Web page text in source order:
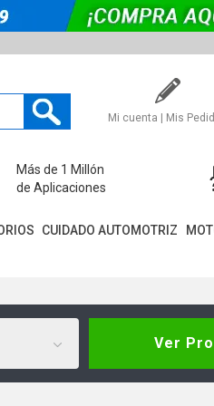
Mi cuenta | Mis
Más de 1 Millón
de Aplicaciones
CUIDADO AUTOMOTRIZ
Ver